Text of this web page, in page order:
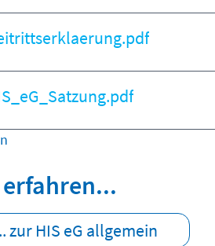
zur HIS eG allgemein